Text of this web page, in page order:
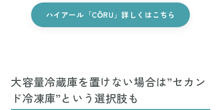
ハイアール「CŌRU」詳しくはこちら
大容量冷蔵庫を置けない場合は”セカン
ド冷凍庫”という選択肢も